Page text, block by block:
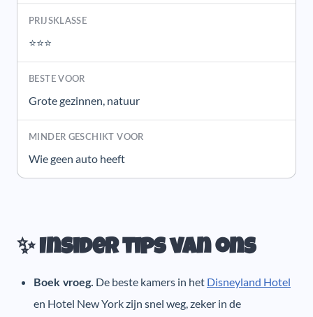
⭐⭐⭐
Grote gezinnen, natuur
Wie geen auto heeft
✨ Insider tips van ons
Boek vroeg. De beste kamers in het Disneyland Hotel
en Hotel New York zijn snel weg, zeker in de